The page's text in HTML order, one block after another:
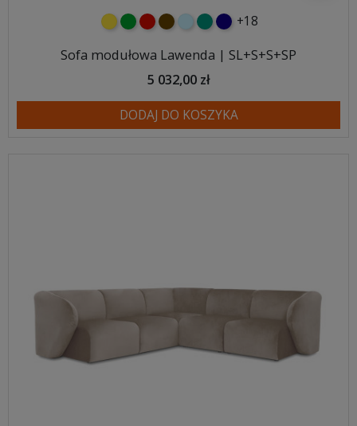
żółtyzielonyczerwony
czekoladowy
błękitnyturkusowy
granatowy
+18
Sofa modułowa Lawenda | SL+S+S+SP
5 032,00 zł
DODAJ DO KOSZYKA